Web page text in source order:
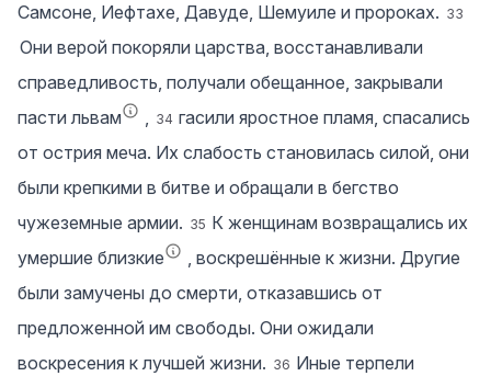
Самсоне, Иефтахе, Давуде, Шемуиле и пророках. 33
Они верой покоряли царства, восстанавливали
справедливость, получали обещанное, закрывали
пасти львам
, 34 гасили яростное пламя, спасались
от острия меча. Их слабость становилась силой, они
были крепкими в битве и обращали в бегство
чужеземные армии. 35 К женщинам возвращались их
умершие близкие
, воскрешённые к жизни. Другие
были замучены до смерти, отказавшись от
предложенной им свободы. Они ожидали
воскресения к лучшей жизни. 36 Иные терпели